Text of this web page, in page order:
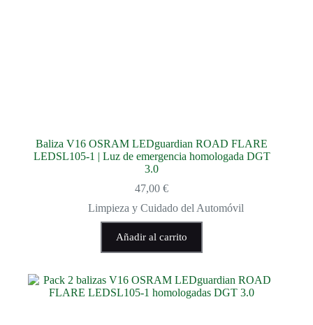
Baliza V16 OSRAM LEDguardian ROAD FLARE
LEDSL105-1 | Luz de emergencia homologada DGT
3.0
47,00€
Limpieza y Cuidado del Automóvil
Añadir al carrito